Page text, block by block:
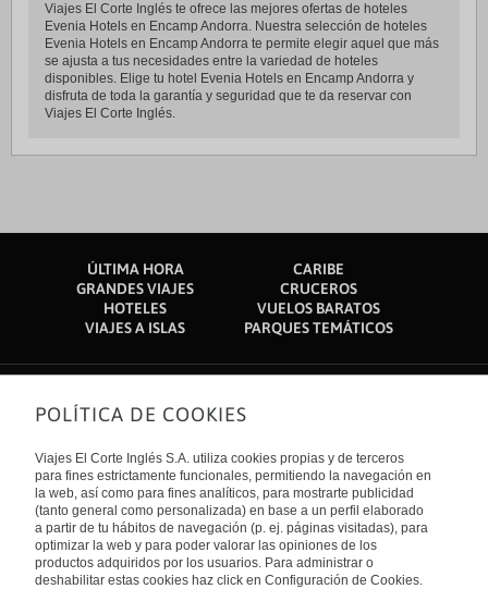
Viajes El Corte Inglés te ofrece las mejores ofertas de hoteles
Evenia Hotels en Encamp Andorra. Nuestra selección de hoteles
Evenia Hotels en Encamp Andorra te permite elegir aquel que más
se ajusta a tus necesidades entre la variedad de hoteles
disponibles. Elige tu hotel Evenia Hotels en Encamp Andorra y
disfruta de toda la garantía y seguridad que te da reservar con
Viajes El Corte Inglés.
ÚLTIMA HORA
CARIBE
GRANDES VIAJES
CRUCEROS
HOTELES
VUELOS BARATOS
VIAJES A ISLAS
PARQUES TEMÁTICOS
Sobre nosotros
Quiénes somos
Financiación
Sostenibilidad
Turismo accesible
Tarjeta El Corte Inglés
Trabaja con nosotros
El Corte Inglés
Canal Ético
Enlaces de interés
Guías de viaje
Catálogos
Auto check-in
Condiciones Generales
Política de privacidad
Internacional
España
POLÍTICA DE COOKIES
Viajes El Corte Inglés S.A. utiliza cookies propias y de terceros
para fines estrictamente funcionales, permitiendo la navegación en
la web, así como para fines analíticos, para mostrarte publicidad
(tanto general como personalizada) en base a un perfil elaborado
a partir de tu hábitos de navegación (p. ej. páginas visitadas), para
optimizar la web y para poder valorar las opiniones de los
productos adquiridos por los usuarios. Para administrar o
deshabilitar estas cookies haz click en Configuración de Cookies.